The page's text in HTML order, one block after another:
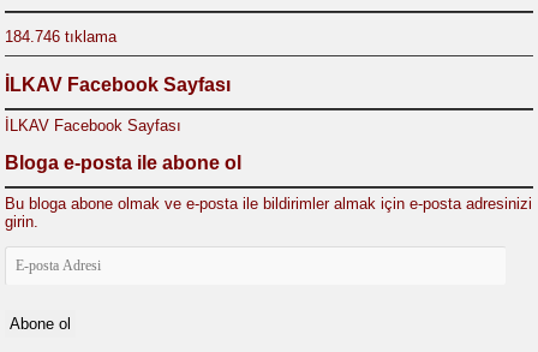
184.746 tıklama
İLKAV Facebook Sayfası
İLKAV Facebook Sayfası
Bloga e-posta ile abone ol
Bu bloga abone olmak ve e-posta ile bildirimler almak için e-posta adresinizi
girin.
E-
posta
Abone ol